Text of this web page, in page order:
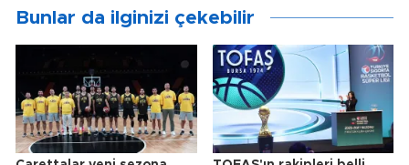
Bunlar da ilginizi çekebilir